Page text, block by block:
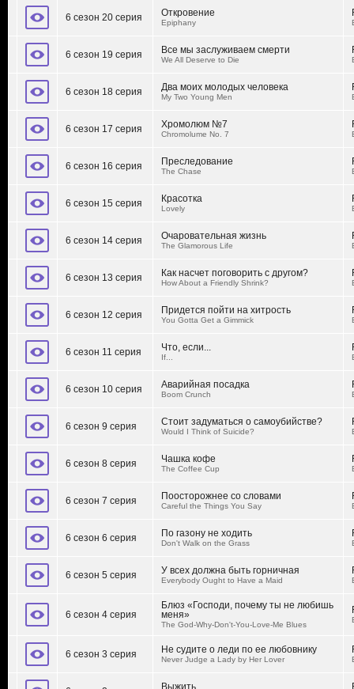
6 сезон 20 серия Откровение
Epiphany
6 сезон 19 серия Все мы заслуживаем смерти
We All Deserve to Die
6 сезон 18 серия Два моих молодых человека
My Two Young Men
6 сезон 17 серия Хромолюм №7
Chromolume No. 7
6 сезон 16 серия Преследование
The Chase
6 сезон 15 серия Красотка
Lovely
6 сезон 14 серия Очаровательная жизнь
The Glamorous Life
6 сезон 13 серия Как насчет поговорить с другом?
How About a Friendly Shrink?
6 сезон 12 серия Придется пойти на хитрость
You Gotta Get a Gimmick
6 сезон 11 серия Что, если...
If...
6 сезон 10 серия Аварийная посадка
Boom Crunch
6 сезон 9 серия Стоит задуматься о самоубийстве?
Would I Think of Suicide?
6 сезон 8 серия Чашка кофе
The Coffee Cup
6 сезон 7 серия Поосторожнее со словами
Careful the Things You Say
6 сезон 6 серия По газону не ходить
Don't Walk on the Grass
6 сезон 5 серия У всех должна быть горничная
Everybody Ought to Have a Maid
6 сезон 4 серия
Блюз «Господи, почему ты не любишь
меня»
The God-Why-Don't-You-Love-Me Blues
6 сезон 3 серия Не судите о леди по ее любовнику
Never Judge a Lady by Her Lover
Выжить